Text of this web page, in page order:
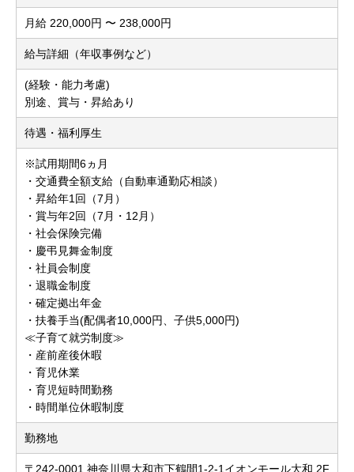
月給 220,000円 〜 238,000円
給与詳細（年収事例など）
(経験・能力考慮)
別途、賞与・昇給あり
待遇・福利厚生
※試用期間6ヵ月
・交通費全額支給（自動車通勤応相談）
・昇給年1回（7月）
・賞与年2回（7月・12月）
・社会保険完備
・慶弔見舞金制度
・社員会制度
・退職金制度
・確定拠出年金
・扶養手当(配偶者10,000円、子供5,000円)
≪子育て就労制度≫
・産前産後休暇
・育児休業
・育児短時間勤務
・時間単位休暇制度
勤務地
〒242-0001 神奈川県大和市下鶴間1-2-1イオンモール大和 2F